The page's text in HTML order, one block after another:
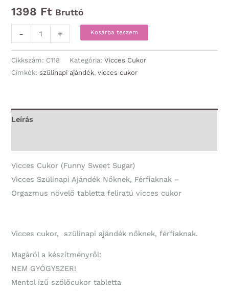
1398 Ft Bruttó
-
Cukor
-
Orgazmus
+ Kosárba teszem
Cikkszám: C118 Kategória:Vicces Cukor
Címkék:szülinapi ajándék,vicces cukor
Leírás
Vicces Cukor (Funny Sweet Sugar)
Vicces Szülinapi Ajándék Nőknek, Férfiaknak –
Orgazmus növelő tabletta feliratú vicces cukor
Vicces cukor, szülinapi ajándék nőknek, férfiaknak.
Magáról a készítményről:
NEM GYÓGYSZER!
Mentol ízű szőlőcukor tabletta